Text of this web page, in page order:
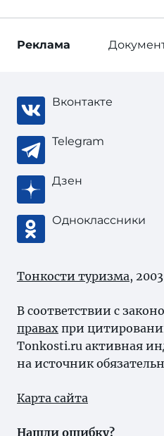
Реклама
Вконтакте
Telegram
Дзен
Одноклассники
Тонкости туризма,
В соответствии с
правах при
Tonkosti.ru активная
на источник
Карта сайта
Нашли ошибку?